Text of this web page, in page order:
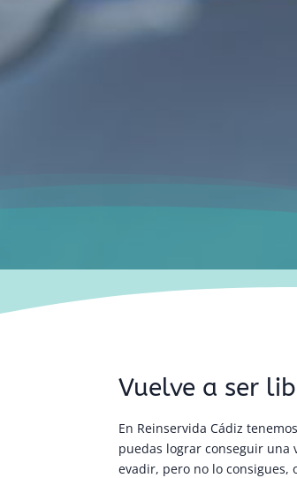
Vuelve a ser
En Reinservida Cádiz
puedas lograr conseguir una
evadir, pero no lo